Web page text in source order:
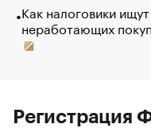
Как налоговики
неработающих
Регистрация